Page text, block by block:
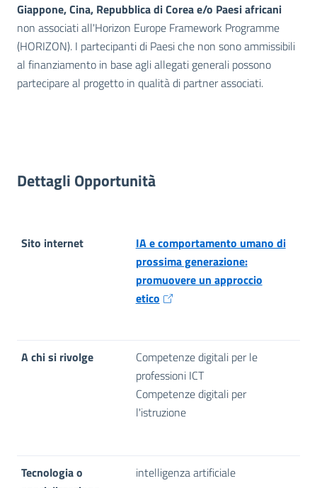
Giappone, Cina, Repubblica di Corea e/o Paesi africani
non associati all'Horizon Europe Framework Programme
(HORIZON). I partecipanti di Paesi che non sono ammissibili
al finanziamento in base agli allegati generali possono
partecipare al progetto in qualità di partner associati.
Dettagli Opportunità
Sito internet
IA e comportamento umano di
prossima generazione:
promuovere un approccio
etico
A chi si rivolge
Competenze digitali per le
professioni ICT
Competenze digitali per
l'istruzione
Tecnologia o
intelligenza artificiale